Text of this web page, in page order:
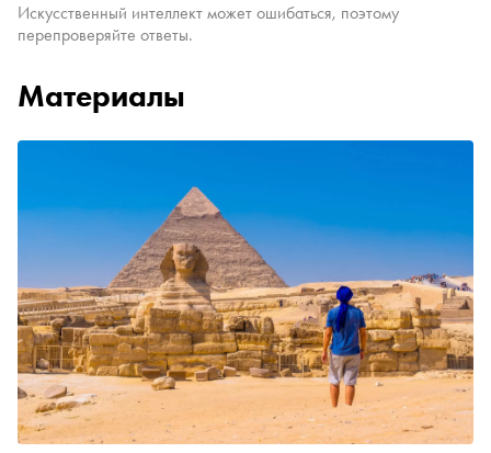
Искусственный интеллект может ошибаться, поэтому
перепроверяйте ответы.
Материалы